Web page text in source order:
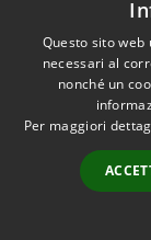
Accessibilità
Questo sito
necessari al
nonché un
Per maggiori